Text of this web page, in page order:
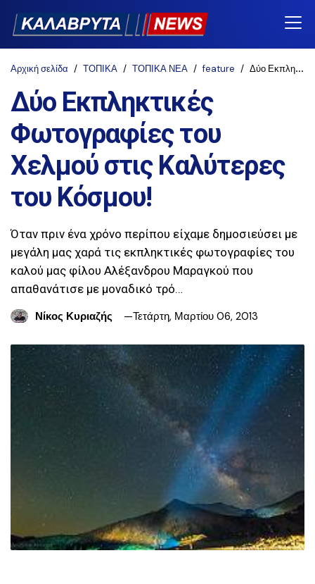
Αρχική σελίδα ΤΟΠΙΚΑ ΤΟΠΙΚΑ ΝΕΑ feature Δύο Εκπληκτικές Φωτογραφίες του Χελμού στις Καλύτερες του Κόσμου!
Δύο Εκπληκτικές
Φωτογραφίες του
Χελμού στις Καλύτερες
του Κόσμου!
Όταν πριν ένα χρόνο περίπου είχαμε δημοσιεύσει με
μεγάλη μας χαρά τις εκπληκτικές φωτογραφίες του
καλού μας φίλου Αλέξανδρου Μαραγκού που
απαθανάτισε με μοναδικό τρό…
Νίκος Κυριαζής
Τετάρτη, Μαρτίου 06, 2013